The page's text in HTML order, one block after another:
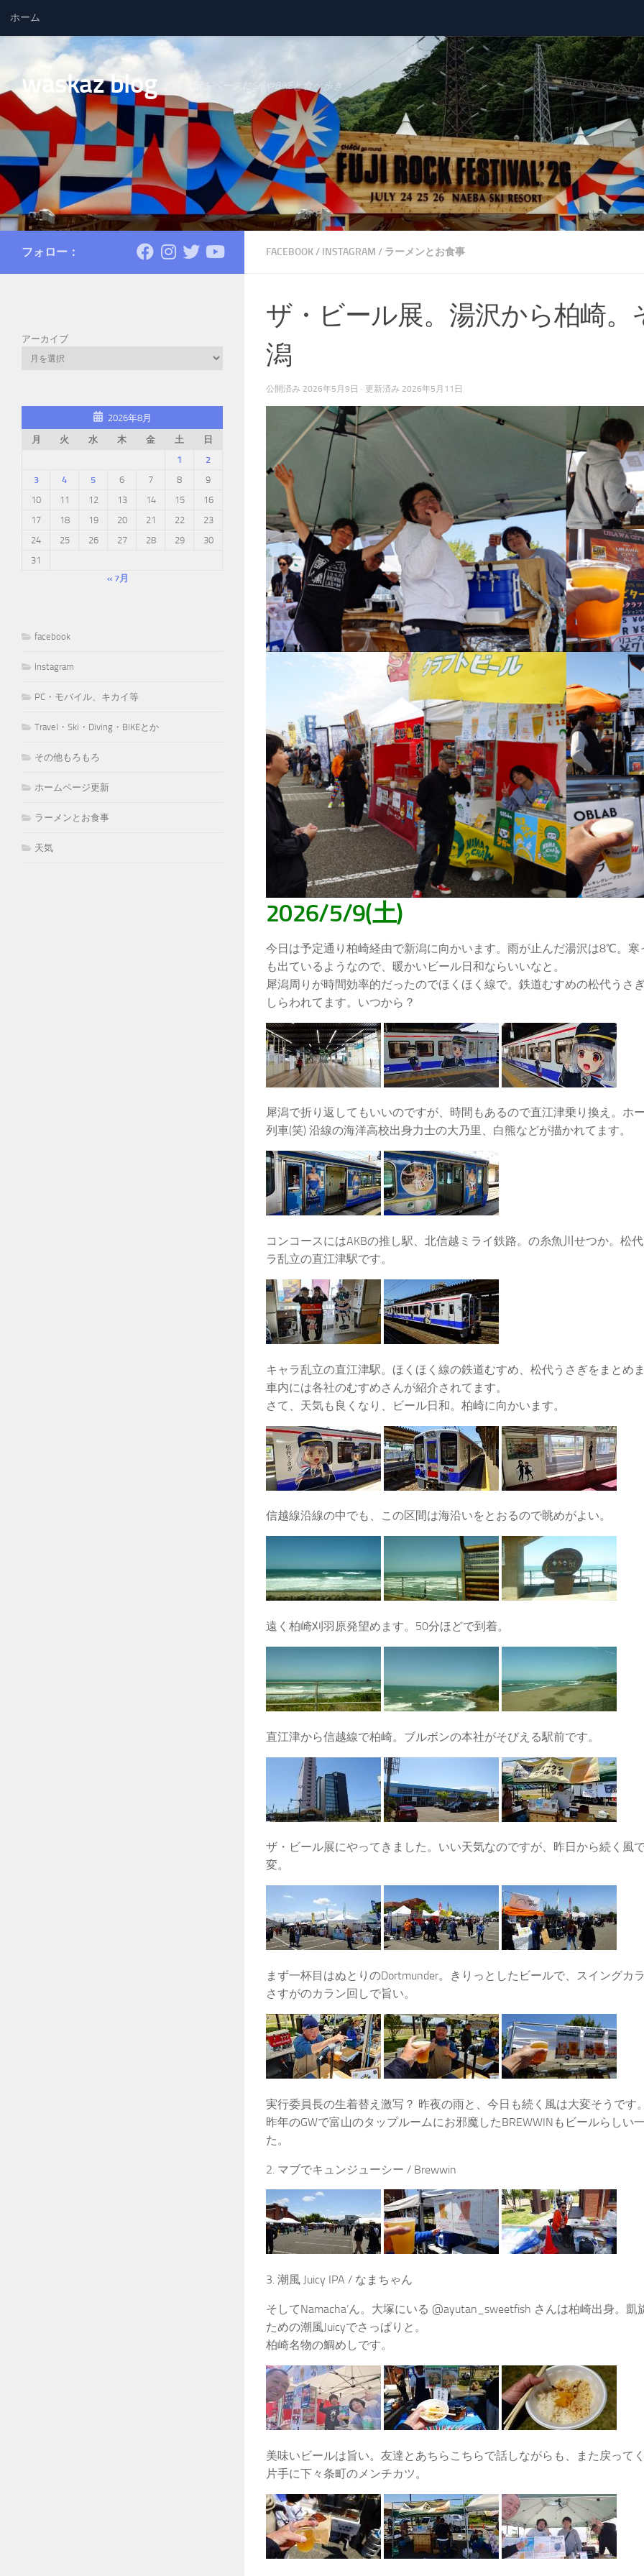
コンテンツへスキップ
ホーム
waskaz blog 南魚沼をベースにSKIやBIKEと食べ歩き
FACEBOOK/ INSTAGRAM / ラーメンとお食事
ザ・ビール展。湯沢から柏崎。
潟
公開済み 2026年5月9日 · 更新済み 2026年5月11日
2026/5/9(土)
今日は予定通り柏崎経由で新潟に向かいます。雨が止んだ湯沢は8℃。寒
も出ているようなので、暖かいビール日和ならいいなと。
犀潟周りが時間効率的だったのでほくほく線で。鉄道むすめの松代うさ
しらわれてます。いつから？
犀潟で折り返してもいいのですが、時間もあるので直江津乗り換え。ホ
列車(笑) 沿線の海洋高校出身力士の大乃里、白熊などが描かれてます。
コンコースにはAKBの推し駅、北信越ミライ鉄路。の糸魚川せつか。松
ラ乱立の直江津駅です。
キャラ乱立の直江津駅。ほくほく線の鉄道むすめ、松代うさぎをまとめ
車内には各社のむすめさんが紹介されてます。
さて、天気も良くなり、ビール日和。柏崎に向かいます。
信越線沿線の中でも、この区間は海沿いをとおるので眺めがよい。
遠く柏崎刈羽原発望めます。50分ほどで到着。
直江津から信越線で柏崎。ブルボンの本社がそびえる駅前です。
ザ・ビール展にやってきました。いい天気なのですが、昨日から続く風
変。
まず一杯目はぬとりのDortmunder。きりっとしたビールで、スイングカ
さすがのカラン回しで旨い。
実行委員長の生着替え激写？ 昨夜の雨と、今日も続く風は大変そうです
昨年のGWで富山のタップルームにお邪魔したBREWWINもビールらしい
た。
2. マブでキュンジューシー / Brewwin
3. 潮風 Juicy IPA / なまちゃん
そしてNamacha’ん。大塚にいる @ayutan_sweetfish さんは柏崎出身。
ための潮風Juicyでさっぱりと。
柏崎名物の鯛めしです。
美味いビールは旨い。友達とあちらこちらで話しながらも、また戻って
片手に下々条町のメンチカツ。
フォロー：
アーカイブ
2026年8月
月
火 水 木 金 土
日
1
2
3
4 5 6 7 8
9
10
11 12 13 14 15
16
17
18 19 20 21 22
23
24
25 26 27 28 29
30
31
« 7月
facebook
Instagram
PC・モバイル、キカイ等
Travel・Ski・Diving・BIKEとか
その他もろもろ
ホームページ更新
ラーメンとお食事
天気